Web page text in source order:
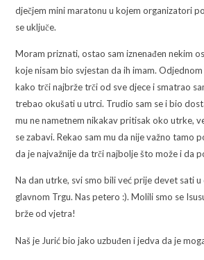
dječjem mini maratonu u kojem organizatori
se uključe.
Moram priznati, ostao sam iznenađen nekim
koje nisam bio svjestan da ih imam.
kako trči najbrže trči od sve djece i smatrao
trebao okušati u utrci. Trudio sam se i bio
mu ne nametnem nikakav pritisak oko utrke,
se zabavi. Rekao sam mu da nije važno tamo
da je najvažnije da trči najbolje što može i da
Na dan utrke, svi smo bili već prije devet sati u
glavnom Trgu. Nas petero :). Molili smo se
brže od vjetra!
Naš je Jurić bio jako uzbuđen i jedva da je